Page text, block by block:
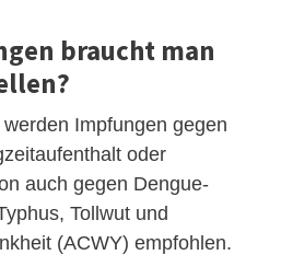
braucht man
Impfungen gegen
oder
auch gegen Dengue-
Tollwut und
(ACWY) empfohlen.